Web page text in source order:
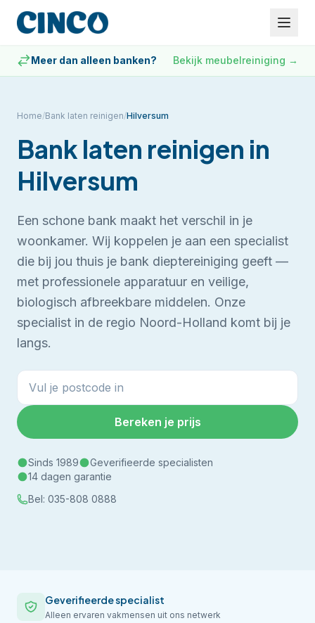
Meer dan alleen banken? Bekijk meubelreiniging →
Home/Bank laten reinigen/Hilversum
Bank laten reinigen in
Hilversum
Een schone bank maakt het verschil in je
woonkamer. Wij koppelen je aan een specialist
die bij jou thuis je bank dieptereiniging geeft —
met professionele apparatuur en veilige,
biologisch afbreekbare middelen. Onze
specialist in de regio Noord-Holland komt bij je
langs.
Bereken je prijs
Sinds 1989
Geverifieerde specialisten
14 dagen garantie
Bel: 035-808 0888
Geverifieerde specialist
Alleen ervaren vakmensen uit ons netwerk